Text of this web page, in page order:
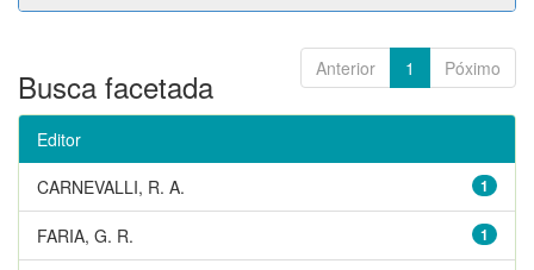
Anterior 1 Póximo
Busca facetada
Editor
1
CARNEVALLI, R. A.
1
FARIA, G. R.